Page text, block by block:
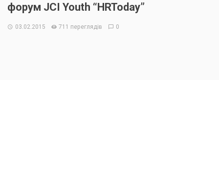
форум JCI Youth “HRToday”
03.02.2015 711 переглядів 0